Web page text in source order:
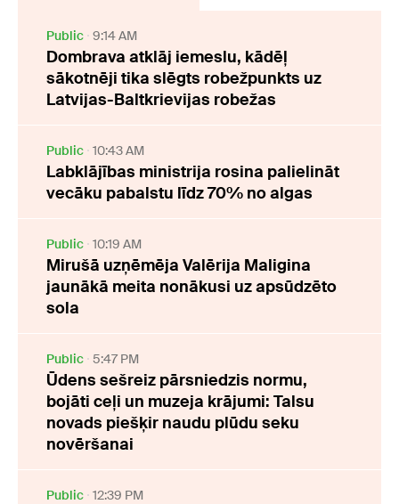
Public 9:14 AM
Dombrava atklāj iemeslu, kādēļ
sākotnēji tika slēgts robežpunkts uz
Latvijas-Baltkrievijas robežas
Public 10:43 AM
Labklājības ministrija rosina palielināt
vecāku pabalstu līdz 70% no algas
Public 10:19 AM
Mirušā uzņēmēja Valērija Maligina
jaunākā meita nonākusi uz apsūdzēto
sola
Public 5:47 PM
Ūdens sešreiz pārsniedzis normu,
bojāti ceļi un muzeja krājumi: Talsu
novads piešķir naudu plūdu seku
novēršanai
Public 12:39 PM